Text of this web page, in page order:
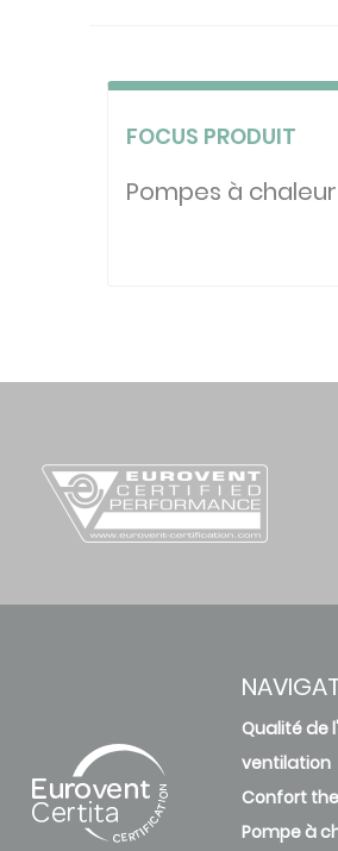
FOCUS PRODUIT
Pompes à chaleur
Qualité de
ventilation
Confort
Pompe à